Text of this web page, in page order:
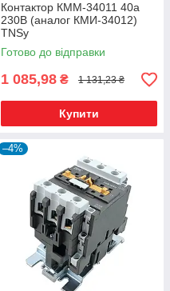
Контактор КММ-34011 40а
230В (аналог КМИ-34012)
TNSy
Готово до відправки
1 085,98 ₴ 1 131,23 ₴
Купити
–4%